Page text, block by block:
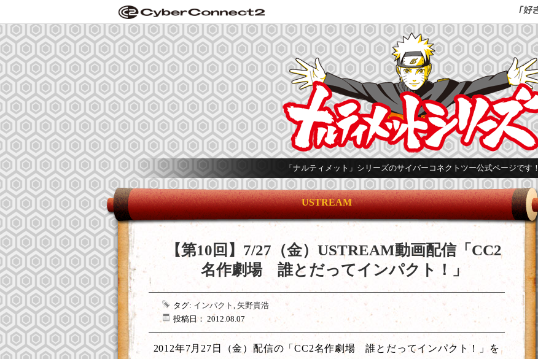
「ナルティメット」シリーズのサイバーコネクトツー公式ページです！
USTREAM
【第10回】7/27（金）USTREAM動画配信「CC2
名作劇場 誰とだってインパクト！」
タグ: インパクト , 矢野貴浩
投稿日： 2012.08.07
2012年7月27日（金）配信の「CC2名作劇場 誰とだってインパクト！」を